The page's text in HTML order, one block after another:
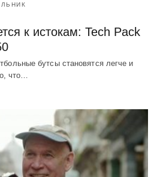
к истокам: Tech Pack
бутсы становятся легче и
что…